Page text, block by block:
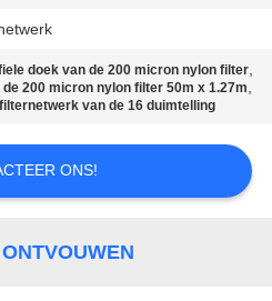
doek van de 200 micron nylon filter,
de 200 micron nylon filter 50m x 1.27m,
van de 16 duimtelling
ONS!